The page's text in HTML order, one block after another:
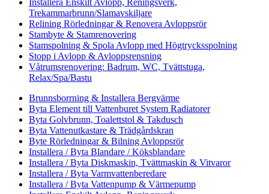
Installera Enskilt Avlopp, Reningsverk,
Trekammarbrunn/Slamavskiljare
Relining Rörledningar & Renovera Avloppsrör
Stambyte & Stamrenovering
Stamspolning & Spola Avlopp med Högtrycksspolning
Stopp i Avlopp & Avloppsrensning
Våtrumsrenovering: Badrum, WC, Tvättstuga,
Relax/Spa/Bastu
Brunnsborrning & Installera Bergvärme
Byta Element till Vattenburet System Radiatorer
Byta Golvbrunn, Toalettstol & Takdusch
Byta Vattenutkastare & Trädgårdskran
Byte Rörledningar & Bilning Avloppsrör
Installera / Byta Blandare / Köksblandare
Installera / Byta Diskmaskin, Tvättmaskin & Vitvaror
Installera / Byta Varmvattenberedare
Installera / Byta Vattenpump & Värmepump